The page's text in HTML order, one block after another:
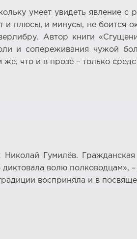
умеет увидеть явление
и плюсы, и минусы, не боится
Автор книги
и сопереживания чужой
что и в прозе – только
Гумилёв.
волю полководцам»,
восприняла и в